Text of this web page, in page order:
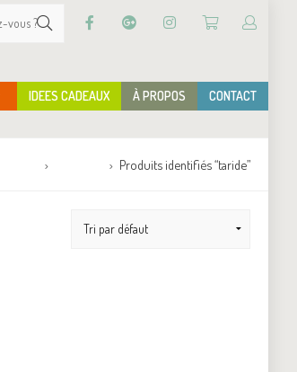
IDEES CADEAUX À PROPOS CONTACT
Produits identifiés “taride”